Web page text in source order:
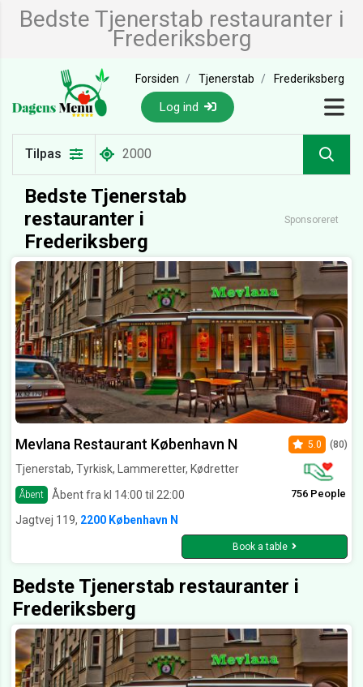
Bedste Tjenerstab restauranter i
Frederiksberg
Forsiden Tjenerstab Frederiksberg
Log ind
Tilpas
Bedste Tjenerstab
restauranter i
Frederiksberg
Sponsoreret
Mevlana Restaurant København N
Tjenerstab, Tyrkisk, Lammeretter, Kødretter
Åbent Åbent fra kl 14:00 til 22:00
5.0 (80)
756 People
Jagtvej 119, 2200 København N
Book a table
Bedste Tjenerstab restauranter i
Frederiksberg